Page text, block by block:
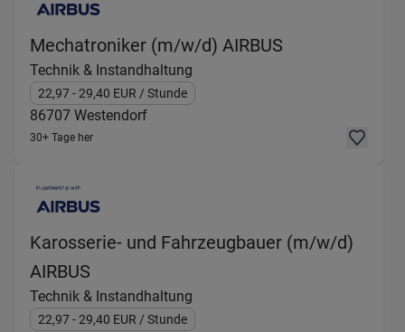
Mechatroniker (m/w/d) AIRBUS
Technik & Instandhaltung
22,97- 29,40 EUR / Stunde
86707 Westendorf
30+ Tage her
Karosserie- und Fahrzeugbauer (m/w/d)
AIRBUS
Technik & Instandhaltung
22,97- 29,40 EUR / Stunde